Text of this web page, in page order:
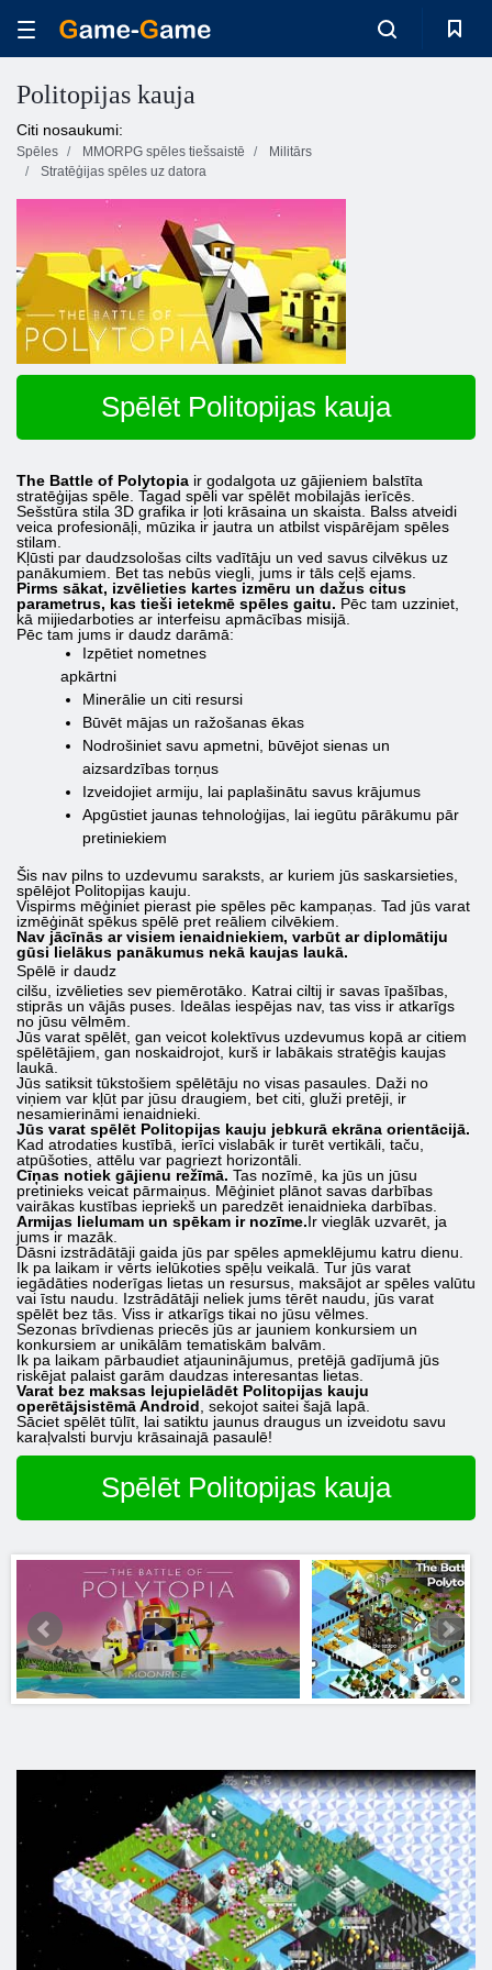
Politopijas kauja
Citi nosaukumi:
Spēles MMORPG spēles tiešsaistē
Militārs
Stratēģijas spēles uz datora
Spēlēt Politopijas kauja
The Battle of Polytopia ir godalgota uz gājieniem balstīta
stratēģijas spēle. Tagad spēli var spēlēt mobilajās ierīcēs.
Sešstūra stila 3D grafika ir ļoti krāsaina un skaista. Balss atveidi
veica profesionāļi, mūzika ir jautra un atbilst vispārējam spēles
stilam.
Kļūsti par daudzsološas cilts vadītāju un ved savus cilvēkus uz
panākumiem. Bet tas nebūs viegli, jums ir tāls ceļš ejams.
Pirms sākat, izvēlieties kartes izmēru un dažus citus
parametrus, kas tieši ietekmē spēles gaitu. Pēc tam uzziniet,
kā mijiedarboties ar interfeisu apmācības misijā.
Pēc tam jums ir daudz darāmā:
Izpētiet nometnes
apkārtni
Minerālie un citi resursi
Būvēt mājas un ražošanas ēkas
Nodrošiniet savu apmetni, būvējot sienas un
aizsardzības torņus
Izveidojiet armiju, lai paplašinātu savus krājumus
Apgūstiet jaunas tehnoloģijas, lai iegūtu pārākumu pār
pretiniekiem
Šis nav pilns to uzdevumu saraksts, ar kuriem jūs saskarsieties,
spēlējot Politopijas kauju.
Vispirms mēģiniet pierast pie spēles pēc kampaņas. Tad jūs varat
izmēģināt spēkus spēlē pret reāliem cilvēkiem.
Nav jācīnās ar visiem ienaidniekiem, varbūt ar diplomātiju
gūsi lielākus panākumus nekā kaujas laukā.
Spēlē ir daudz
cilšu, izvēlieties sev piemērotāko. Katrai ciltij ir savas īpašības,
stiprās un vājās puses. Ideālas iespējas nav, tas viss ir atkarīgs
no jūsu vēlmēm.
Jūs varat spēlēt, gan veicot kolektīvus uzdevumus kopā ar citiem
spēlētājiem, gan noskaidrojot, kurš ir labākais stratēģis kaujas
laukā.
Jūs satiksit tūkstošiem spēlētāju no visas pasaules. Daži no
viņiem var kļūt par jūsu draugiem, bet citi, gluži pretēji, ir
nesamierināmi ienaidnieki.
Jūs varat spēlēt Politopijas kauju jebkurā ekrāna orientācijā.
Kad atrodaties kustībā, ierīci vislabāk ir turēt vertikāli, taču,
atpūšoties, attēlu var pagriezt horizontāli.
Cīņas notiek gājienu režīmā. Tas nozīmē, ka jūs un jūsu
pretinieks veicat pārmaiņus. Mēģiniet plānot savas darbības
vairākas kustības iepriekš un paredzēt ienaidnieka darbības.
Armijas lielumam un spēkam ir nozīme.Ir vieglāk uzvarēt, ja
jums ir mazāk.
Dāsni izstrādātāji gaida jūs par spēles apmeklējumu katru dienu.
Ik pa laikam ir vērts ielūkoties spēļu veikalā. Tur jūs varat
iegādāties noderīgas lietas un resursus, maksājot ar spēles valūtu
vai īstu naudu. Izstrādātāji neliek jums tērēt naudu, jūs varat
spēlēt bez tās. Viss ir atkarīgs tikai no jūsu vēlmes.
Sezonas brīvdienas priecēs jūs ar jauniem konkursiem un
konkursiem ar unikālām tematiskām balvām.
Ik pa laikam pārbaudiet atjauninājumus, pretējā gadījumā jūs
riskējat palaist garām daudzas interesantas lietas.
Varat bez maksas lejupielādēt Politopijas kauju
operētājsistēmā Android , sekojot saitei šajā lapā.
Sāciet spēlēt tūlīt, lai satiktu jaunus draugus un izveidotu savu
karaļvalsti burvju krāsainajā pasaulē!
Spēlēt Politopijas kauja